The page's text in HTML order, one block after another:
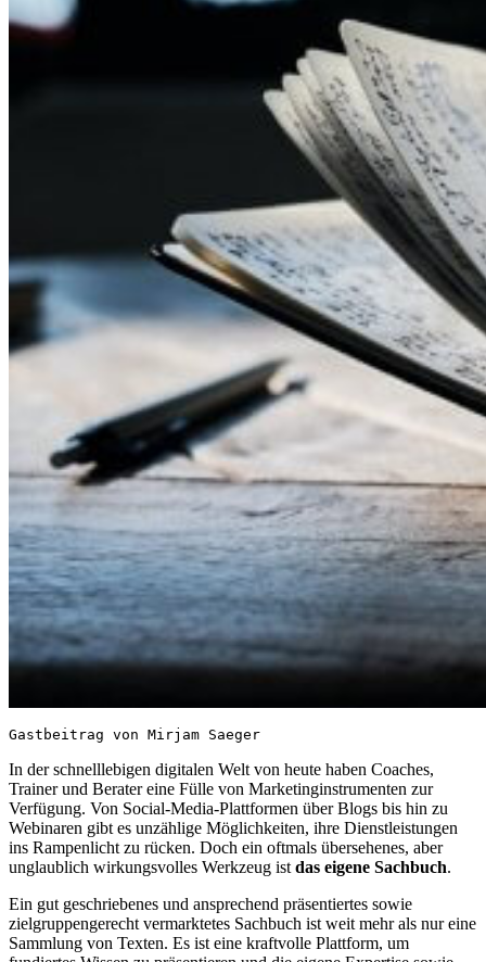
Gastbeitrag von Mirjam Saeger
In der schnelllebigen digitalen Welt von heute haben Coaches,
Trainer und Berater eine Fülle von Marketinginstrumenten zur
Verfügung. Von Social-Media-Plattformen über Blogs bis hin zu
Webinaren gibt es unzählige Möglichkeiten, ihre Dienstleistungen
ins Rampenlicht zu rücken. Doch ein oftmals übersehenes, aber
unglaublich wirkungsvolles Werkzeug ist das eigene Sachbuch.
Ein gut geschriebenes und ansprechend präsentiertes sowie
zielgruppengerecht vermarktetes Sachbuch ist weit mehr als nur eine
Sammlung von Texten. Es ist eine kraftvolle Plattform, um